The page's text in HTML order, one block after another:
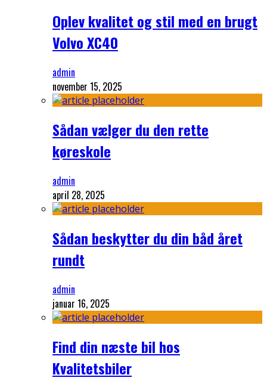
Oplev kvalitet og stil med en brugt
Volvo XC40
admin
november 15, 2025
Sådan vælger du den rette
køreskole
admin
april 28, 2025
Sådan beskytter du din båd året
rundt
admin
januar 16, 2025
Find din næste bil hos
Kvalitetsbiler